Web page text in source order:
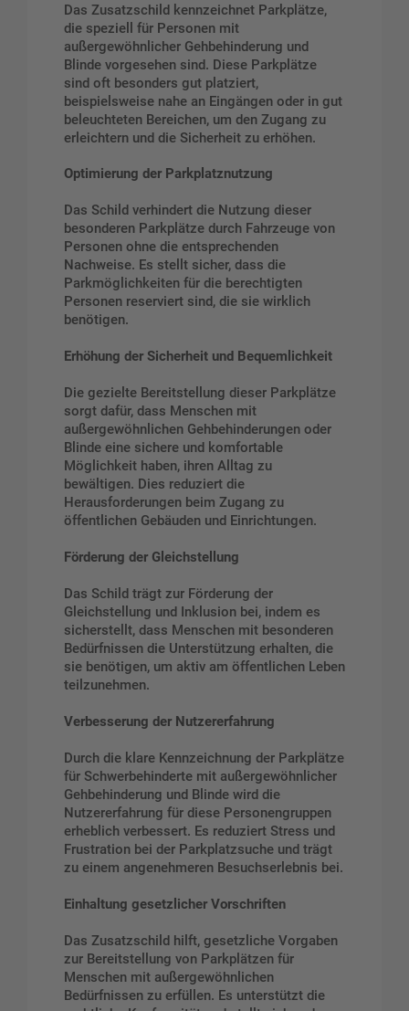
Das Zusatzschild kennzeichnet Parkplätze,
die speziell für Personen mit
außergewöhnlicher Gehbehinderung und
Blinde vorgesehen sind. Diese Parkplätze
sind oft besonders gut platziert,
beispielsweise nahe an Eingängen oder in gut
beleuchteten Bereichen, um den Zugang zu
erleichtern und die Sicherheit zu erhöhen.
Optimierung der Parkplatznutzung
Das Schild verhindert die Nutzung dieser
besonderen Parkplätze durch Fahrzeuge von
Personen ohne die entsprechenden
Nachweise. Es stellt sicher, dass die
Parkmöglichkeiten für die berechtigten
Personen reserviert sind, die sie wirklich
benötigen.
Erhöhung der Sicherheit und Bequemlichkeit
Die gezielte Bereitstellung dieser Parkplätze
sorgt dafür, dass Menschen mit
außergewöhnlichen Gehbehinderungen oder
Blinde eine sichere und komfortable
Möglichkeit haben, ihren Alltag zu
bewältigen. Dies reduziert die
Herausforderungen beim Zugang zu
öffentlichen Gebäuden und Einrichtungen.
Förderung der Gleichstellung
Das Schild trägt zur Förderung der
Gleichstellung und Inklusion bei, indem es
sicherstellt, dass Menschen mit besonderen
Bedürfnissen die Unterstützung erhalten, die
sie benötigen, um aktiv am öffentlichen Leben
teilzunehmen.
Verbesserung der Nutzererfahrung
Durch die klare Kennzeichnung der Parkplätze
für Schwerbehinderte mit außergewöhnlicher
Gehbehinderung und Blinde wird die
Nutzererfahrung für diese Personengruppen
erheblich verbessert. Es reduziert Stress und
Frustration bei der Parkplatzsuche und trägt
zu einem angenehmeren Besuchserlebnis bei.
Einhaltung gesetzlicher Vorschriften
Das Zusatzschild hilft, gesetzliche Vorgaben
zur Bereitstellung von Parkplätzen für
Menschen mit außergewöhnlichen
Bedürfnissen zu erfüllen. Es unterstützt die